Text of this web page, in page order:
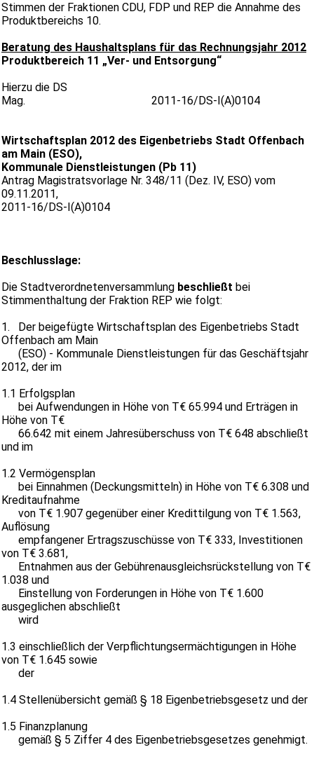
Stimmen der Fraktionen CDU, FDP und REP die Annahme des
Produktbereichs 10.
Beratung des Haushaltsplans für das Rechnungsjahr 2012
Produktbereich 11 „Ver- und Entsorgung“
Hierzu die DS
Mag. 2011-16/DS-I(A)0104
Wirtschaftsplan 2012 des Eigenbetriebs Stadt Offenbach
am Main (ESO),
Kommunale Dienstleistungen (Pb 11)
Antrag Magistratsvorlage Nr. 348/11 (Dez. IV, ESO) vom
09.11.2011,
2011-16/DS-I(A)0104
Beschlusslage:
Die Stadtverordnetenversammlung beschließt bei
Stimmenthaltung der Fraktion REP wie folgt:
1. Der beigefügte Wirtschaftsplan des Eigenbetriebs Stadt
Offenbach am Main
(ESO) - Kommunale Dienstleistungen für das Geschäftsjahr
2012, der im
1.1 Erfolgsplan
bei Aufwendungen in Höhe von T€ 65.994 und Erträgen in
Höhe von T€
66.642 mit einem Jahresüberschuss von T€ 648 abschließt
und im
1.2 Vermögensplan
bei Einnahmen (Deckungsmitteln) in Höhe von T€ 6.308 und
Kreditaufnahme
von T€ 1.907 gegenüber einer Kredittilgung von T€ 1.563,
Auflösung
empfangener Ertragszuschüsse von T€ 333, Investitionen
von T€ 3.681,
Entnahmen aus der Gebührenausgleichsrückstellung von T€
1.038 und
Einstellung von Forderungen in Höhe von T€ 1.600
ausgeglichen abschließt
wird
1.3 einschließlich der Verpflichtungsermächtigungen in Höhe
von T€ 1.645 sowie
der
1.4 Stellenübersicht gemäß § 18 Eigenbetriebsgesetz und der
1.5 Finanzplanung
gemäß § 5 Ziffer 4 des Eigenbetriebsgesetzes genehmigt.